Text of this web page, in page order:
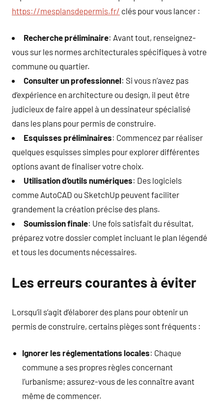
https://mesplansdepermis.fr/ clés pour vous lancer :
Recherche préliminaire: Avant tout, renseignez-
vous sur les normes architecturales spécifiques à votre
commune ou quartier.
Consulter un professionnel: Si vous n’avez pas
d’expérience en architecture ou design, il peut être
judicieux de faire appel à un dessinateur spécialisé
dans les plans pour permis de construire.
Esquisses préliminaires: Commencez par réaliser
quelques esquisses simples pour explorer différentes
options avant de finaliser votre choix.
Utilisation d’outils numériques: Des logiciels
comme AutoCAD ou SketchUp peuvent faciliter
grandement la création précise des plans.
Soumission finale: Une fois satisfait du résultat,
préparez votre dossier complet incluant le plan légendé
et tous les documents nécessaires.
Les erreurs courantes à éviter
Lorsqu’il s’agit d’élaborer des plans pour obtenir un
permis de construire, certains pièges sont fréquents :
Ignorer les réglementations locales: Chaque
commune a ses propres règles concernant
l’urbanisme; assurez-vous de les connaître avant
même de commencer.